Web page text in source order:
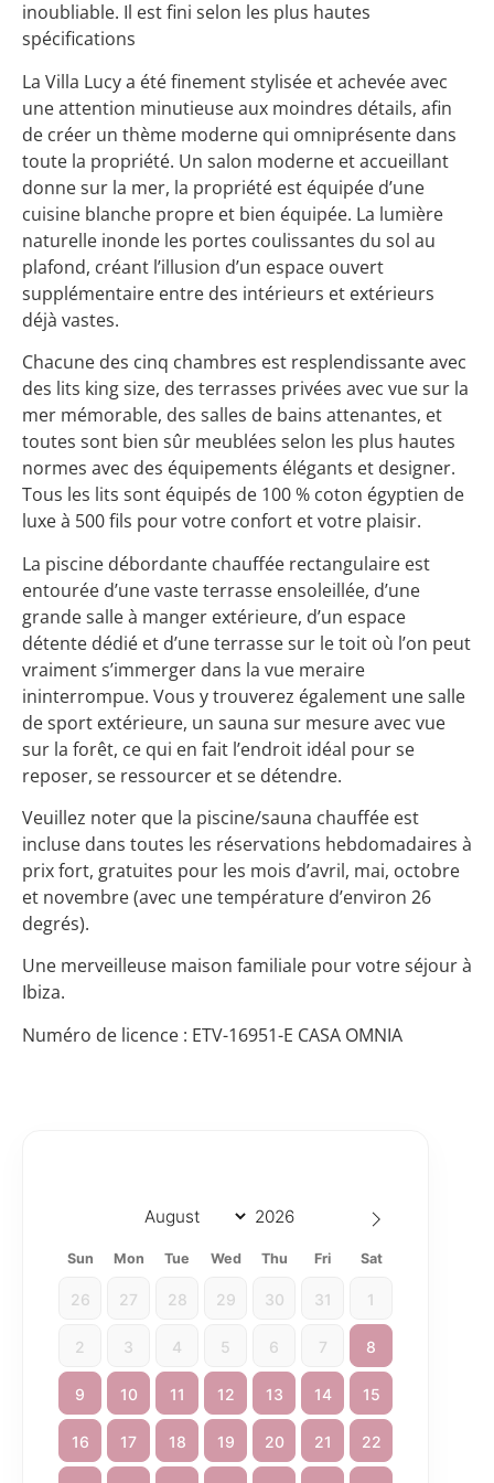
inoubliable. Il est fini selon les plus hautes
spécifications
La Villa Lucy a été finement stylisée et achevée avec
une attention minutieuse aux moindres détails, afin
de créer un thème moderne qui omniprésente dans
toute la propriété. Un salon moderne et accueillant
donne sur la mer, la propriété est équipée d’une
cuisine blanche propre et bien équipée. La lumière
naturelle inonde les portes coulissantes du sol au
plafond, créant l’illusion d’un espace ouvert
supplémentaire entre des intérieurs et extérieurs
déjà vastes.
Chacune des cinq chambres est resplendissante avec
des lits king size, des terrasses privées avec vue sur la
mer mémorable, des salles de bains attenantes, et
toutes sont bien sûr meublées selon les plus hautes
normes avec des équipements élégants et designer.
Tous les lits sont équipés de 100 % coton égyptien de
luxe à 500 fils pour votre confort et votre plaisir.
La piscine débordante chauffée rectangulaire est
entourée d’une vaste terrasse ensoleillée, d’une
grande salle à manger extérieure, d’un espace
détente dédié et d’une terrasse sur le toit où l’on peut
vraiment s’immerger dans la vue meraire
ininterrompue. Vous y trouverez également une salle
de sport extérieure, un sauna sur mesure avec vue
sur la forêt, ce qui en fait l’endroit idéal pour se
reposer, se ressourcer et se détendre.
Veuillez noter que la piscine/sauna chauffée est
incluse dans toutes les réservations hebdomadaires à
prix fort, gratuites pour les mois d’avril, mai, octobre
et novembre (avec une température d’environ 26
degrés).
Une merveilleuse maison familiale pour votre séjour à
Ibiza.
Numéro de licence : ETV-16951-E CASA OMNIA
Sun Mon Tue Wed Thu Fri Sat
26 27 28 29 30 31 1
2 3 4 5 6 7 8
9 10 11 12 13 14 15
16 17 18 19 20 21 22